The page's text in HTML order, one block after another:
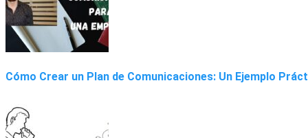
Cómo Crear un Plan de Comunicaciones: Un Ejemplo